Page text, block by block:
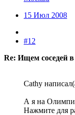
15 Июл 2008
#12
Re: Ищем соседей
Cathy
А я на
Нажмите для